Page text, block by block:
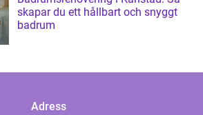
skapar du ett hållbart och snyggt
badrum
Adress